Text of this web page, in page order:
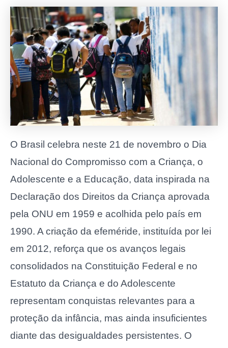
O Brasil celebra neste 21 de novembro o Dia
Nacional do Compromisso com a Criança, o
Adolescente e a Educação, data inspirada na
Declaração dos Direitos da Criança aprovada
pela ONU em 1959 e acolhida pelo país em
1990. A criação da efeméride, instituída por lei
em 2012, reforça que os avanços legais
consolidados na Constituição Federal e no
Estatuto da Criança e do Adolescente
representam conquistas relevantes para a
proteção da infância, mas ainda insuficientes
diante das desigualdades persistentes. O